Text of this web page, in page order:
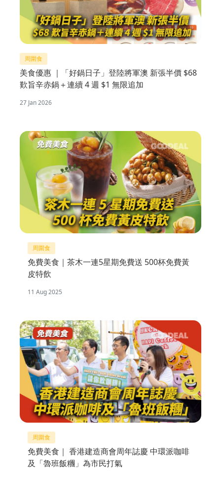
周圍食
美食優惠 ｜「好鍋日子」登陸將軍澳 新張半價 $68
歎旨辛赤鍋＋連續 4 週 $1 無限追加
27 Jan 2026
周圍食
免費美食｜茶木一連5星期免費送 500杯免費黃
皮特飲
11 Aug 2025
周圍食
免費美食｜ 香港建造商會周年誌慶 中環派咖啡
及「魯班飯糰」為市民打氣